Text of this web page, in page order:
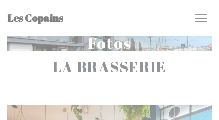
Les Copains
Fotos
LA BRASSERIE